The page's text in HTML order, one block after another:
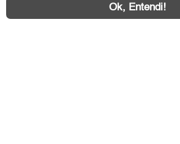
Área exclusiva aos
Ok, Entendi!